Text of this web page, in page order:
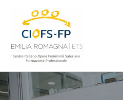
contenuto